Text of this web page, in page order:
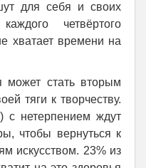
для себя и своих
четвёртого
хватает времени на
может стать вторым
тяги к творчеству.
с нетерпением ждут
чтобы вернуться к
искусством. 23% из